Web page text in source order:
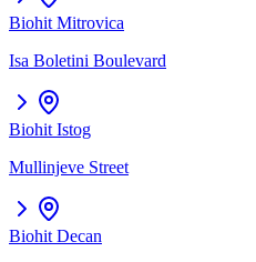
Biohit Mitrovica
Isa Boletini Boulevard
Biohit Istog
Mullinjeve Street
Biohit Decan